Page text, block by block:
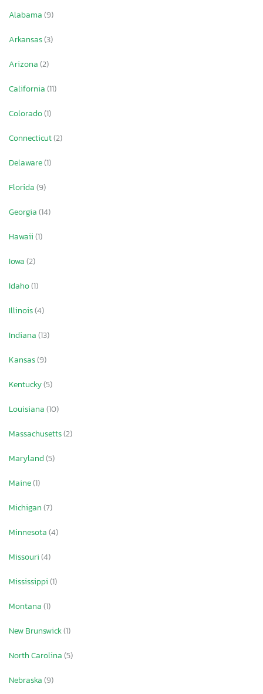
Alabama(9)
Arkansas(3)
Arizona(2)
California(11)
Colorado(1)
Connecticut(2)
Delaware(1)
Florida(9)
Georgia(14)
Hawaii(1)
Iowa(2)
Idaho(1)
Illinois(4)
Indiana(13)
Kansas(9)
Kentucky(5)
Louisiana(10)
Massachusetts(2)
Maryland(5)
Maine(1)
Michigan(7)
Minnesota(4)
Missouri(4)
Mississippi(1)
Montana(1)
New Brunswick(1)
North Carolina(5)
Nebraska(9)